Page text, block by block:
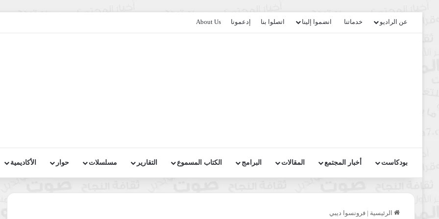
عن الراديو خدماتنا انضموا إلينا اتصلوا بنا إدعمونا About Us
بودكاست أخبار المجتمع المقالات البرامج الكتاب المسموع التقارير مسلسلات حوار الأكاديمية
الرئيسية | فرونسوا ديبي